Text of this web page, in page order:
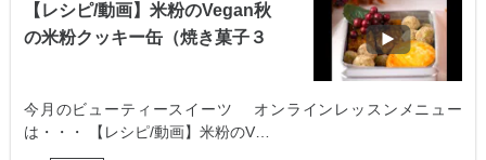
【レシピ/動画】米粉のVegan秋
の米粉クッキー缶（焼き菓子３
今月のビューティースイーツ オンラインレッスンメニュー
は・・・ 【レシピ/動画】米粉のV…